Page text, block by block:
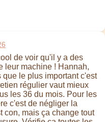
de voir qu'il y a des
leur machine ! Hannah,
que le plus important c'est
régulier vaut mieux
les 36 du mois. Pour les
c'est de négliger la
con, mais ça change tout